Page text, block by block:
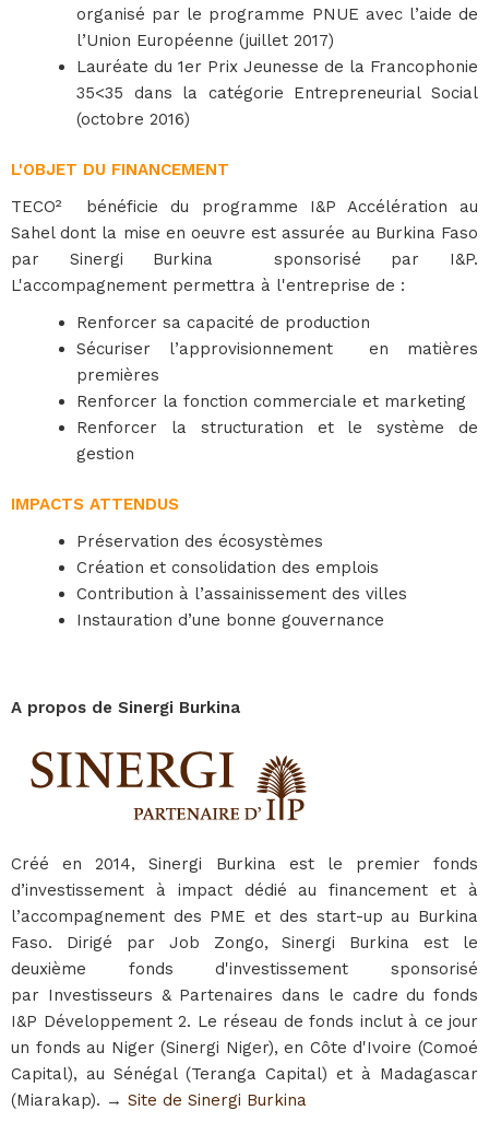
organisé par le programme PNUE avec l’aide de
l’Union Européenne (juillet 2017)
Lauréate du 1er Prix Jeunesse de la Francophonie
35<35 dans la catégorie Entrepreneurial Social
(octobre 2016)
L'OBJET DU FINANCEMENT
TECO² bénéficie du programme I&P Accélération au
Sahel dont la mise en oeuvre est assurée au Burkina Faso
par Sinergi Burkina sponsorisé par I&P.
L'accompagnement permettra à l'entreprise de :
Renforcer sa capacité de production
Sécuriser l’approvisionnement en matières
premières
Renforcer la fonction commerciale et marketing
Renforcer la structuration et le système de
gestion
IMPACTS ATTENDUS
Préservation des écosystèmes
Création et consolidation des emplois
Contribution à l’assainissement des villes
Instauration d’une bonne gouvernance
A propos de Sinergi Burkina
Créé en 2014, Sinergi Burkina est le premier fonds
d’investissement à impact dédié au financement et à
l’accompagnement des PME et des start-up au Burkina
Faso. Dirigé par Job Zongo, Sinergi Burkina est le
deuxième fonds d'investissement sponsorisé
par Investisseurs & Partenaires dans le cadre du fonds
I&P Développement 2. Le réseau de fonds inclut à ce jour
un fonds au Niger (Sinergi Niger), en Côte d'Ivoire (Comoé
Capital), au Sénégal (Teranga Capital) et à Madagascar
(Miarakap). → Site de Sinergi Burkina